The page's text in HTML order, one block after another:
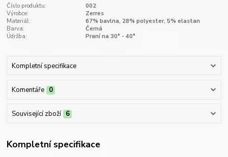
Číslo produktu:
002
Výrobce:
Zerres
Materiál:
67% bavlna, 28% polyester, 5% elastan
Barva:
Černá
Údržba:
Praní na 30° - 40°
Kompletní specifikace
Komentáře 0
Související zboží 6
Kompletní specifikace